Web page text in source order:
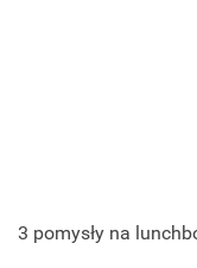
3 pomysły na